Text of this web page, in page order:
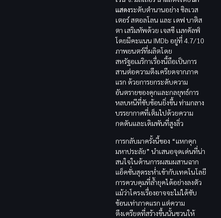
แสดงระดับตำนานอย่าง ซิลเวส
เตอร์ สตอลโลน และ เดฟ บาติส
ตา เสริมทัพด้วย เจสซี เมทคัลฟ์
โดยมีคะแนน IMDb อยู่ที่ 4.7/10
ภาพยนตร์ที่ผลิตโดย
สหรัฐอเมริกาเรื่องนี้ถือเป็นการ
สานต่อความตึงเครียดจากภาค
แรก ด้วยการยกระดับความ
อันตรายของคุกและกลยุทธ์การ
หลบหนีที่ซับซ้อนยิ่งขึ้น ท่ามกลาง
บรรยากาศที่เต็มไปด้วยความ
กดดันและเดิมพันที่สูงลิ่ว
การกลับมาครั้งนี้ของ “แหกคุก
มหาประลัย” นำเสนอจุดเด่นที่น่า
สนใจในด้านการผสมผสานฉาก
แอ็คชั่นสุดระห่ำเข้ากับเทคโนโลยี
การควบคุมที่ล้ำยุคได้อย่างลงตัว
แม้ว่าโครงเรื่องอาจจะไม่ได้ซับ
ซ้อนเท่าภาคแรก แต่ความ
ตึงเครียดที่สร้างขึ้นนั้นชวนให้